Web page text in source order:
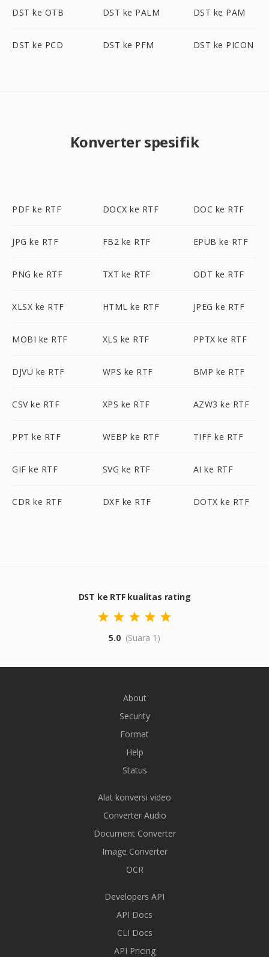
DST ke OTB DST ke PALM DST ke PAM
DST ke PCD DST ke PFM DST ke PICON
Konverter spesifik
PDF ke RTF DOCX ke RTF DOC ke RTF
JPG ke RTF FB2 ke RTF EPUB ke RTF
PNG ke RTF TXT ke RTF ODT ke RTF
XLSX ke RTF HTML ke RTF JPEG ke RTF
MOBI ke RTF XLS ke RTF PPTX ke RTF
DJVU ke RTF WPS ke RTF BMP ke RTF
CSV ke RTF XPS ke RTF AZW3 ke RTF
PPT ke RTF WEBP ke RTF TIFF ke RTF
GIF ke RTF SVG ke RTF AI ke RTF
CDR ke RTF DXF ke RTF DOTX ke RTF
DST ke RTF kualitas rating
5.0 (Suara 1)
About
Security
Format
Help
Status
Alat konversi video
Converter Audio
Document Converter
Image Converter
OCR
Developers API
API Docs
CLI Docs
API Pricing